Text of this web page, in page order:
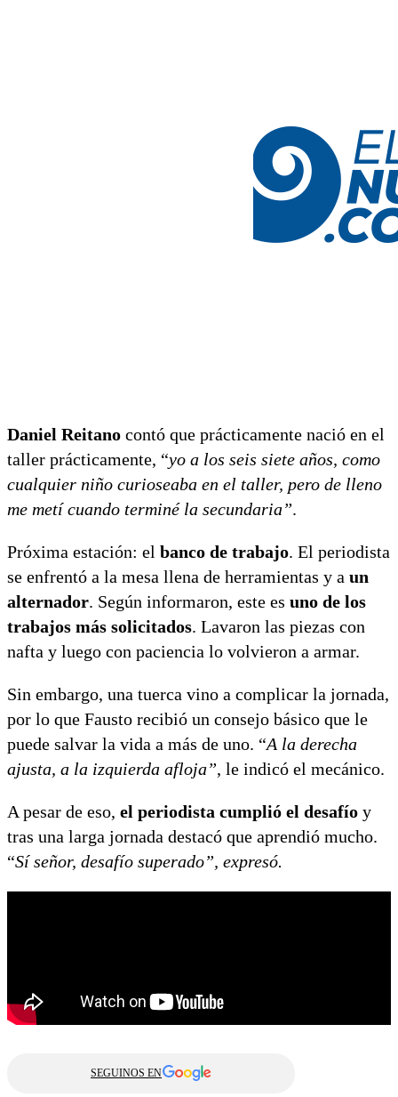
Daniel Reitano contó que prácticamente nació en el
taller prácticamente, “yo a los seis siete años, como
cualquier niño curioseaba en el taller, pero de lleno
me metí cuando terminé la secundaria”.
Próxima estación: el banco de trabajo. El periodista
se enfrentó a la mesa llena de herramientas y a un
alternador. Según informaron, este es uno de los
trabajos más solicitados. Lavaron las piezas con
nafta y luego con paciencia lo volvieron a armar.
Sin embargo, una tuerca vino a complicar la jornada,
por lo que Fausto recibió un consejo básico que le
puede salvar la vida a más de uno. “A la derecha
ajusta, a la izquierda afloja”, le indicó el mecánico.
A pesar de eso, el periodista cumplió el desafío y
tras una larga jornada destacó que aprendió mucho.
“Sí señor, desafío superado”, expresó.
SEGUINOS EN